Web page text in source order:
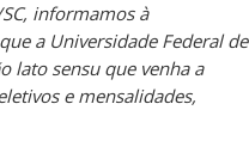
informamos à
a Universidade Federal de
lato sensu que venha a
e mensalidades,